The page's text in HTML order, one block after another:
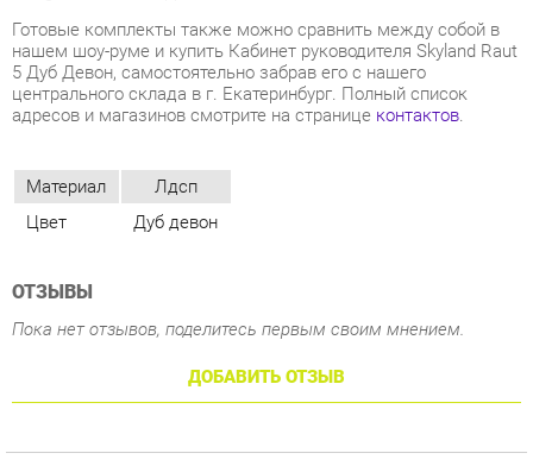
Материал Лдсп
Цвет Дуб девон
Пока нет отзывов, поделитесь первым своим мнением.